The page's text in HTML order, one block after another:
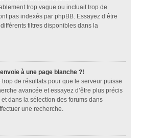
trop vague ou incluait trop de
pas indexés par phpBB. Essayez d’être
filtres disponibles dans la
à une page blanche ?!
de résultats pour que le serveur puisse
avancée et essayez d’être plus précis
dans la sélection des forums dans
une recherche.